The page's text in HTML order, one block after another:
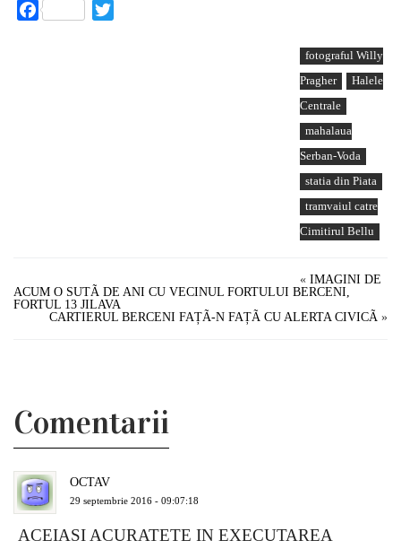
Facebook
fotograful Willy
Pragher
Halele
Centrale
mahalaua
Serban-Voda
statia din Piata
tramvaiul catre
Cimitirul Bellu
« IMAGINI DE
ACUM O SUTÃ DE ANI CU VECINUL FORTULUI BERCENI,
FORTUL 13 JILAVA
CARTIERUL BERCENI FAȚÃ-N FAȚÃ CU ALERTA CIVICÃ »
Comentarii
OCTAV
29 septembrie 2016 - 09:07:18
ACEIASI ACURATETE IN EXECUTAREA